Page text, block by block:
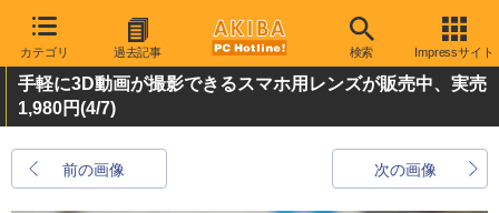
カテゴリ 過去記事 検索 Impressサイト
手軽に3D動画が撮影できるスマホ用レンズが販売中、実売
1,980円(4/7)
前の画像 次の画像